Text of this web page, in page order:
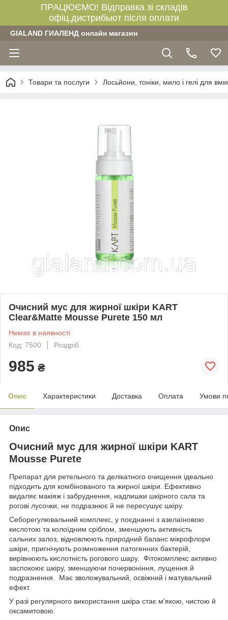
ПРАЦЮЄМО! Відправка зі складів
офіц.дистрибьют після оплати
GIALAND ГИАЛЕНД онлайн магазин
Товари та послуги Лосьйони, тоніки, мило і гелі для
Очисний мус для жирної шкіри KART
Clear&Matte Mousse Purete 150 мл
Немає в наявності
Код: 7500
Роздріб
985 ₴
Опис Характеристики Доставка Оплата Умови
Опис
Очисний мус для жирної шкіри KART
Mousse Purete
Препарат для ретельного та делікатного очищення ідеально
підходить для комбінованого та жирної шкіри. Ефективно
видаляє макіяж і забруднення, надлишки шкірного сала та
рогові лусочки, не подразнює й не пересушує шкіру.
Себорегулювальний комплекс, у поєднанні з азелаїновою
кислотою та колоїдним сріблом, зменшують активність
сальних залоз, відновлюють природний баланс мікрофлори
шкіри, пригнічують розмноження патогенних бактерій,
вирівнюють кислотність рогового шару. Фітокомплекс активно
заспокоює шкіру, зменшуючи почервоніння, лущення й
подразнення. Має зволожувальний, освіжний і матувальний
ефект.
У разі регулярного використання шкіра стає м'якою, чистою й
оксамитовою.